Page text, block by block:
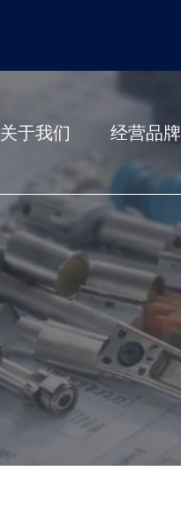
关于我们 经营品牌